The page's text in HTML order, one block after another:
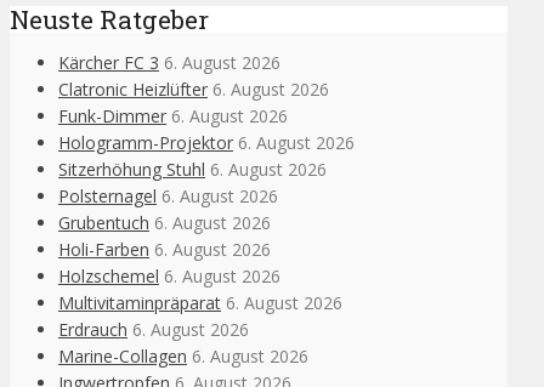
Neuste Ratgeber
Kärcher FC 3 6. August 2026
Clatronic Heizlüfter 6. August 2026
Funk-Dimmer 6. August 2026
Hologramm-Projektor 6. August 2026
Sitzerhöhung Stuhl 6. August 2026
Polsternagel 6. August 2026
Grubentuch 6. August 2026
Holi-Farben 6. August 2026
Holzschemel 6. August 2026
Multivitaminpräparat 6. August 2026
Erdrauch 6. August 2026
Marine-Collagen 6. August 2026